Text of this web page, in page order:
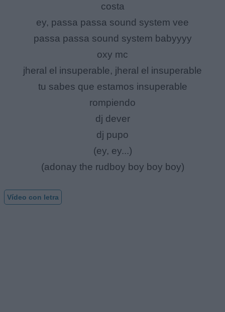
costa
ey, passa passa sound system vee
passa passa sound system babyyyy
oxy mc
jheral el insuperable, jheral el insuperable
tu sabes que estamos insuperable
rompiendo
dj dever
dj pupo
(ey, ey...)
(adonay the rudboy boy boy boy)
Vídeo con letra